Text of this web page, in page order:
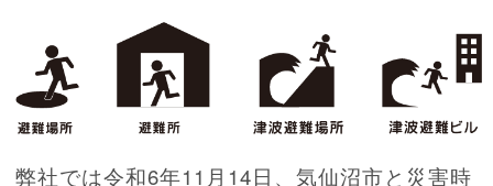
弊社では令和6年11月14日、気仙沼市と災害時